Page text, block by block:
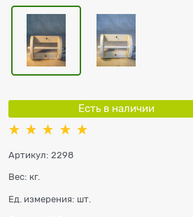
Есть в наличии
Артикул: 2298
Вес: кг.
Ед. измерения: шт.